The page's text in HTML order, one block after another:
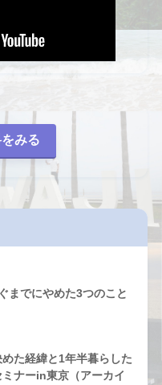
みる
までにやめた3つのこと
た経緯と1年半暮らした
ナーin東京（アーカイ